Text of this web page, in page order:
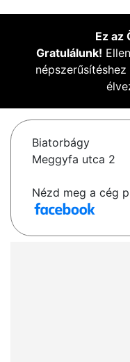
Ez az
Gratulálunk!
Biatorbágy
Meggyfa utca 2
Nézd meg a cég